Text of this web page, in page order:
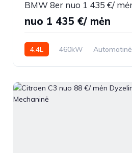
nuo 1 435 €/ mėn
4.4L 460kW Automatinė